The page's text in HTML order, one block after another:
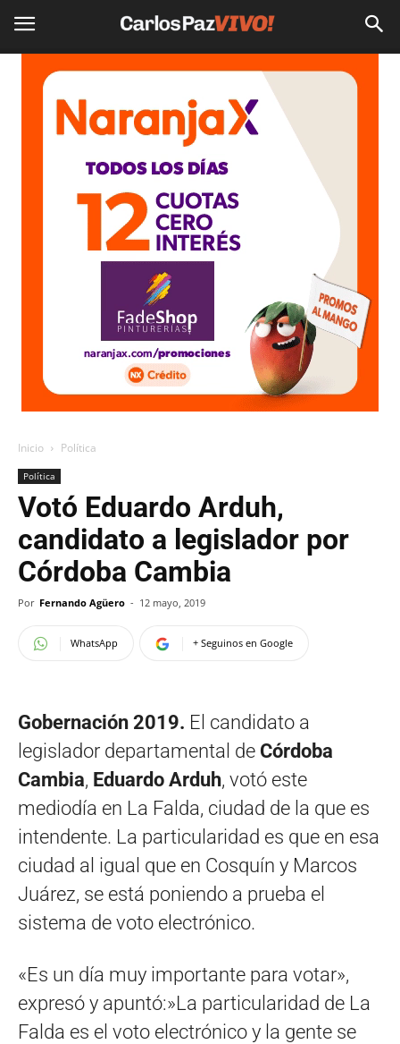
Inicio Política
Política
Votó Eduardo Arduh,
candidato a legislador por
Córdoba Cambia
Por Fernando Agüero - 12 mayo, 2019
WhatsApp + Seguinos en Google
Gobernación 2019. El candidato a
legislador departamental de Córdoba
Cambia, Eduardo Arduh, votó este
mediodía en La Falda, ciudad de la que es
intendente. La particularidad es que en esa
ciudad al igual que en Cosquín y Marcos
Juárez, se está poniendo a prueba el
sistema de voto electrónico.
«Es un día muy importante para votar»,
expresó y apuntó:»La particularidad de La
Falda es el voto electrónico y la gente se